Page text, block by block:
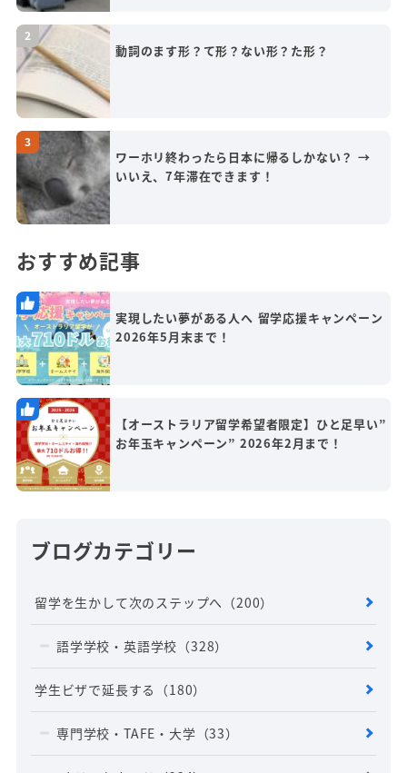
動詞のます形？て形？ない形？た形？
ワーホリ終わったら日本に帰るしかない？ →
いいえ、7年滞在できます！
おすすめ記事
実現したい夢がある人へ 留学応援キャンペーン
2026年5月末まで！
【オーストラリア留学希望者限定】ひと足早い”
お年玉キャンペーン” 2026年2月まで！
ブログカテゴリー
留学を生かして次のステップへ （200）
語学学校・英語学校 （328）
学生ビザで延長する （180）
専門学校・TAFE・大学 （33）